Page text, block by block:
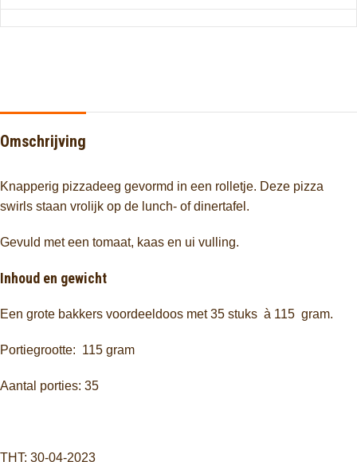
Omschrijving
Knapperig pizzadeeg gevormd in een rolletje. Deze pizza
swirls staan vrolijk op de lunch- of dinertafel.
Gevuld met een tomaat, kaas en ui vulling.
Inhoud en gewicht
Een grote bakkers voordeeldoos met 35 stuks à 115 gram.
Portiegrootte: 115 gram
Aantal porties: 35
THT: 30-04-2023